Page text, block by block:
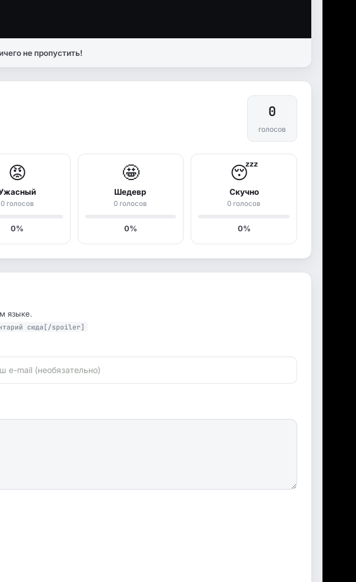
не пропустить!
0
голосов
😡
0 голосов
0%
🤩
Шедевр
0 голосов
0%
😴
Скучно
0 голосов
0%
языке.
сюда[/spoiler]